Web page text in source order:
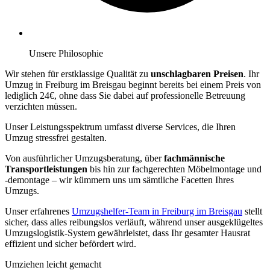
Unsere Philosophie
Wir stehen für erstklassige Qualität zu unschlagbaren Preisen. Ihr
Umzug in Freiburg im Breisgau beginnt bereits bei einem Preis von
lediglich 24€, ohne dass Sie dabei auf professionelle Betreuung
verzichten müssen.
Unser Leistungsspektrum umfasst diverse Services, die Ihren
Umzug stressfrei gestalten.
Von ausführlicher Umzugsberatung, überfachmännische
Transportleistungen bis hin zur fachgerechten Möbelmontage und
-demontage – wir kümmern uns um sämtliche Facetten Ihres
Umzugs.
Unser erfahrenes Umzugshelfer-Team in Freiburg im Breisgau stellt
sicher, dass alles reibungslos verläuft, während unser ausgeklügeltes
Umzugslogistik-System gewährleistet, dass Ihr gesamter Hausrat
effizient und sicher befördert wird.
Umziehen leicht gemacht